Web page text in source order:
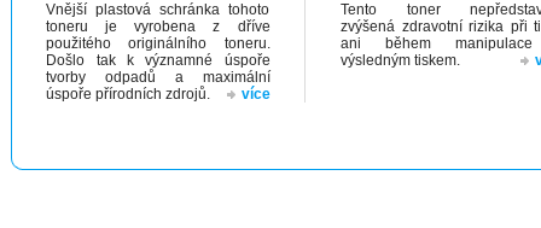
Vnější plastová schránka tohoto
toneru je vyrobena z dříve
použitého originálního toneru.
Došlo tak k významné úspoře
tvorby odpadů a maximální
úspoře přírodních zdrojů.
více
Tento toner
zvýšená zdravotní rizika při
ani během
výsledným tiskem.